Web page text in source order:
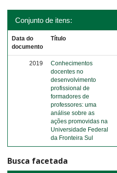
Conjunto de itens:
Data do
documento
Título
2019
Conhecimentos
docentes no
desenvolvimento
profissional de
formadores de
professores: uma
análise sobre as
ações promovidas na
Universidade Federal
da Fronteira Sul
Busca facetada